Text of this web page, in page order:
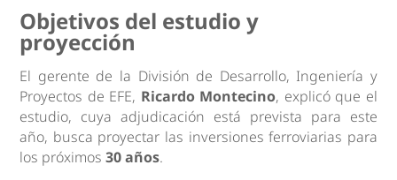
Objetivos del estudio y
proyección
El gerente de la División de Desarrollo, Ingeniería y
Proyectos de EFE, Ricardo Montecino, explicó que el
estudio, cuya adjudicación está prevista para este
año, busca proyectar las inversiones ferroviarias para
los próximos30 años.